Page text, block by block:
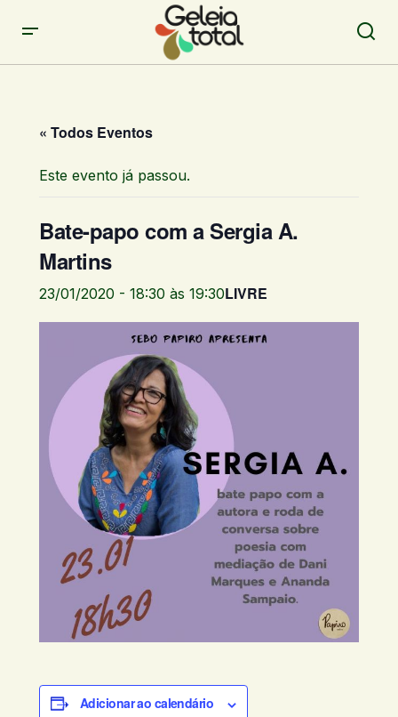
« Todos Eventos
Este evento já passou.
Bate-papo com a Sergia A.
Martins
23/01/2020 - 18:30 às 19:30LIVRE
Adicionar ao calendário